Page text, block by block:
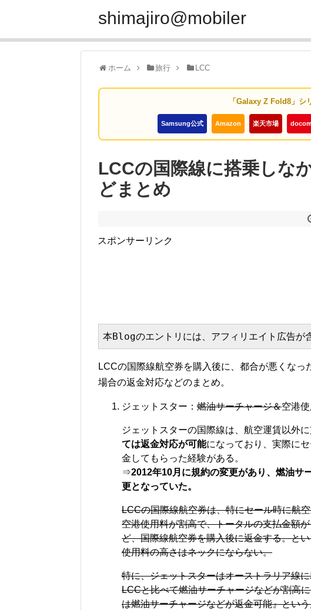
shimajiro@mobiler
ホーム 旅行 LCC
「Galaxy Z Fold8」シ
Samsung公式 Amazon 楽天市場
LCCの国際線に搭乗しな
どまとめ
スポンサーリンク
本Blogのエントリには、アフィリエイト広告が
LCCの国際線航空券を購入後に、都合が悪くな
場合の返金対応などのまとめ。
ジェットスター： 燃油サーチャージ＆空港
ジェットスターの国際線は、航空運賃以外に
ては返金対応が可能になっており、実際に
金してもらった経験がある。
⇒2012年10月に規約の変更があり、燃油サ
更となっていた。
LCCの国際線航空券は、特にセール時に航
空港使用料が割高で、トータルの支払金額
ど、国際線航空券を購入後に返金する。と
使用料の高さはネックにならない。
特に、ジェットスターはオーストラリア線
LCCと比べて燃油サーチャージなどが割高
は燃油サーチャージなどが返金可能』とい